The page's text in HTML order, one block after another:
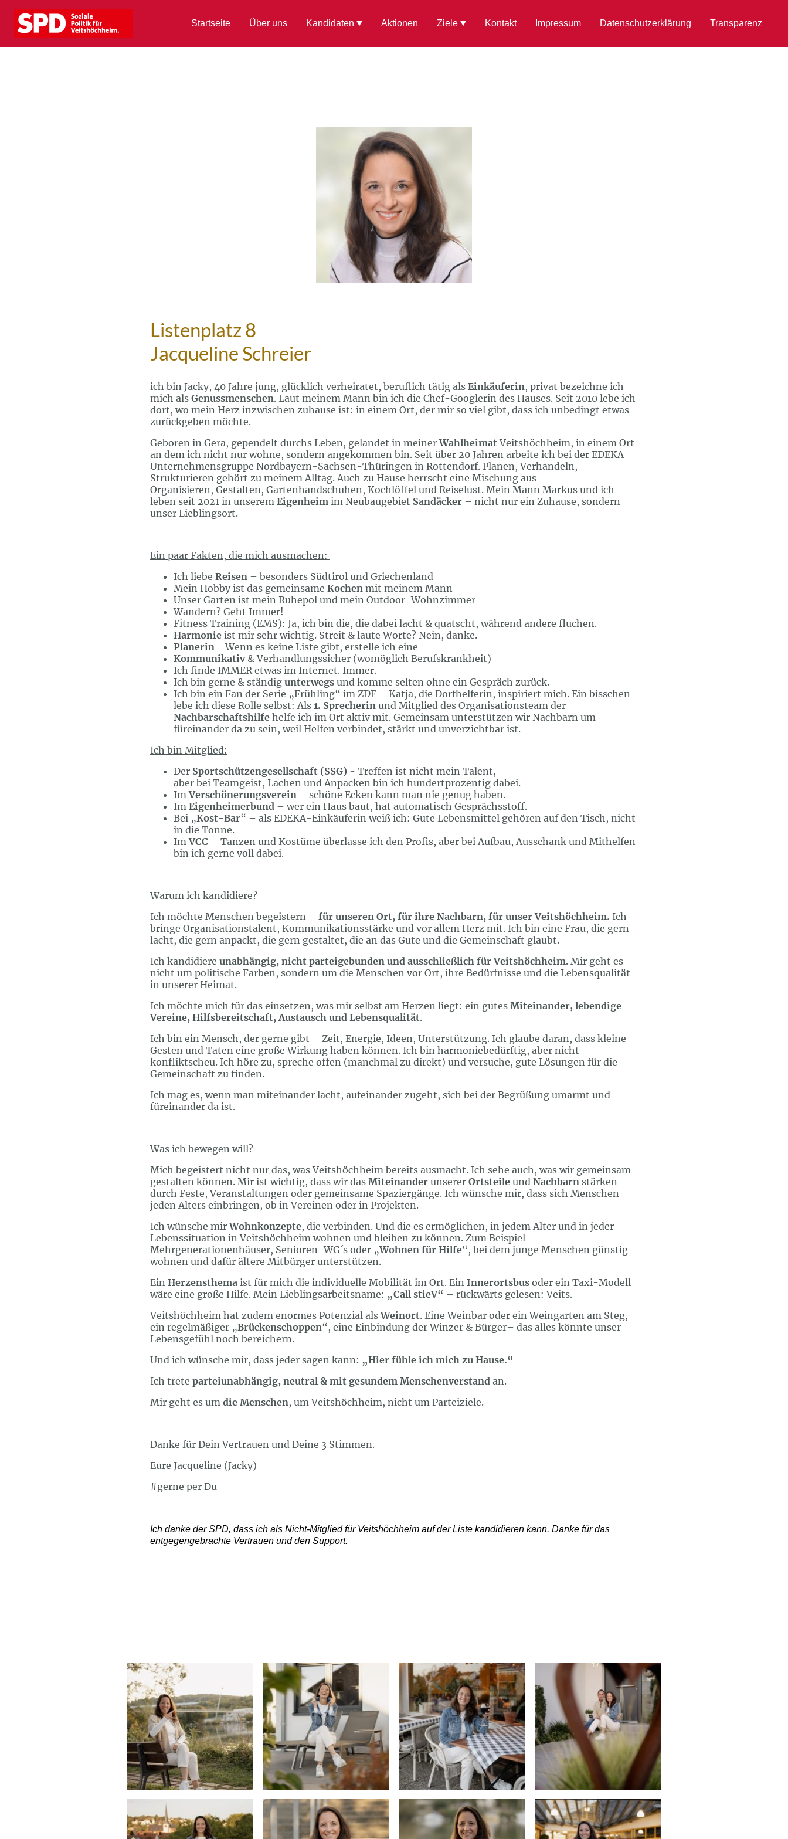
Startseite Über uns Kandidaten Aktionen Ziele Kontakt Impressum Datenschutzerklärung Transparenz
Listenplatz 8
Jacqueline Schreier
ich bin Jacky, 40 Jahre jung, glücklich verheiratet, beruflich tätig als Einkäuferin, privat bezeichne ich
mich als Genussmenschen. Laut meinem Mann bin ich die Chef-Googlerin des Hauses. Seit 2010 lebe ich
dort, wo mein Herz inzwischen zuhause ist: in einem Ort, der mir so viel gibt, dass ich unbedingt etwas
zurückgeben möchte.
Geboren in Gera, gependelt durchs Leben, gelandet in meinerWahlheimatVeitshöchheim, in einem Ort
an dem ich nicht nur wohne, sondern angekommen bin. Seit über 20 Jahren arbeite ich bei der EDEKA
Unternehmensgruppe Nordbayern-Sachsen-Thüringen in Rottendorf. Planen, Verhandeln,
Strukturieren gehört zu meinem Alltag. Auch zu Hause herrscht eine Mischung aus
Organisieren, Gestalten, Gartenhandschuhen, Kochlöffel und Reiselust. Mein Mann Markus und ich
leben seit 2021 in unserem Eigenheim im Neubaugebiet Sandäcker – nicht nur ein Zuhause, sondern
unser Lieblingsort.
Ein paar Fakten, die mich ausmachen:
Ich liebe Reisen – besonders Südtirol und Griechenland
Mein Hobby ist das gemeinsame Kochen mit meinem Mann
Unser Garten ist mein Ruhepol und mein Outdoor-Wohnzimmer
Wandern? Geht Immer!
Fitness Training (EMS): Ja, ich bin die, die dabei lacht & quatscht, während andere fluchen.
Harmonie ist mir sehr wichtig. Streit & laute Worte? Nein, danke.
Planerin - Wenn es keine Liste gibt, erstelle ich eine
Kommunikativ& Verhandlungssicher (womöglich Berufskrankheit)
Ich finde IMMER etwas im Internet. Immer.
Ich bin gerne & ständig unterwegs und komme selten ohne ein Gespräch zurück.
Ich bin ein Fan der Serie „Frühling“ im ZDF – Katja, die Dorfhelferin, inspiriert mich. Ein bisschen
lebe ich diese Rolle selbst: Als 1. Sprecherin und Mitglied des Organisationsteam der
Nachbarschaftshilfe helfe ich im Ort aktiv mit. Gemeinsam unterstützen wir Nachbarn um
füreinander da zu sein, weil Helfen verbindet, stärkt und unverzichtbar ist.
Ich bin Mitglied:
Der Sportschützengesellschaft (SSG) - Treffen ist nicht mein Talent,
aber bei Teamgeist, Lachen und Anpacken bin ich hundertprozentig dabei.
ImVerschönerungsverein – schöne Ecken kann man nie genug haben.
Im Eigenheimerbund – wer ein Haus baut, hat automatisch Gesprächsstoff.
Bei „Kost-Bar“ – als EDEKA-Einkäuferin weiß ich: Gute Lebensmittel gehören auf den Tisch, nicht
in die Tonne.
ImVCC – Tanzen und Kostüme überlasse ich den Profis, aber bei Aufbau, Ausschank und Mithelfen
bin ich gerne voll dabei.
Warum ich kandidiere?
Ich möchte Menschen begeistern – für unseren Ort, für ihre Nachbarn, für unser Veitshöchheim. Ich
bringe Organisationstalent, Kommunikationsstärke und vor allem Herz mit. Ich bin eine Frau, die gern
lacht, die gern anpackt, die gern gestaltet, die an das Gute und die Gemeinschaft glaubt.
Ich kandidiere unabhängig, nicht parteigebunden und ausschließlich für Veitshöchheim. Mir geht es
nicht um politische Farben, sondern um die Menschen vor Ort, ihre Bedürfnisse und die Lebensqualität
in unserer Heimat.
Ich möchte mich für das einsetzen, was mir selbst am Herzen liegt: ein gutes Miteinander, lebendige
Vereine, Hilfsbereitschaft, Austausch und Lebensqualität.
Ich bin ein Mensch, der gerne gibt – Zeit, Energie, Ideen, Unterstützung. Ich glaube daran, dass kleine
Gesten und Taten eine große Wirkung haben können. Ich bin harmoniebedürftig, aber nicht
konfliktscheu. Ich höre zu, spreche offen (manchmal zu direkt) und versuche, gute Lösungen für die
Gemeinschaft zu finden.
Ich mag es, wenn man miteinander lacht, aufeinander zugeht, sich bei der Begrüßung umarmt und
füreinander da ist.
Was ich bewegen will?
Mich begeistert nicht nur das, was Veitshöchheim bereits ausmacht. Ich sehe auch, was wir gemeinsam
gestalten können. Mir ist wichtig, dass wir das Miteinander unserer Ortsteile und Nachbarn stärken –
durch Feste, Veranstaltungen oder gemeinsame Spaziergänge. Ich wünsche mir, dass sich Menschen
jeden Alters einbringen, ob in Vereinen oder in Projekten.
Ich wünsche mirWohnkonzepte, die verbinden. Und die es ermöglichen, in jedem Alter und in jeder
Lebenssituation in Veitshöchheim wohnen und bleiben zu können. Zum Beispiel
Mehrgenerationenhäuser, Senioren-WG´s oder „Wohnen für Hilfe“, bei dem junge Menschen günstig
wohnen und dafür ältere Mitbürger unterstützen.
Ein Herzensthema ist für mich die individuelle Mobilität im Ort. Ein Innerortsbus oder ein Taxi-Modell
wäre eine große Hilfe. Mein Lieblingsarbeitsname: „Call stieV“ – rückwärts gelesen: Veits.
Veitshöchheim hat zudem enormes Potenzial alsWeinort. Eine Weinbar oder ein Weingarten am Steg,
ein regelmäßiger „Brückenschoppen“, eine Einbindung der Winzer & Bürger– das alles könnte unser
Lebensgefühl noch bereichern.
Und ich wünsche mir, dass jeder sagen kann: „Hier fühle ich mich zu Hause.“
Ich trete parteiunabhängig, neutral & mit gesundem Menschenverstand an.
Mir geht es um die Menschen, um Veitshöchheim, nicht um Parteiziele.
Danke für Dein Vertrauen und Deine 3 Stimmen.
Eure Jacqueline (Jacky)
#gerne per Du
Ich danke der SPD, dass ich als Nicht-Mitglied für Veitshöchheim auf der Liste kandidieren kann. Danke für das
entgegengebrachte Vertrauen und den Support.